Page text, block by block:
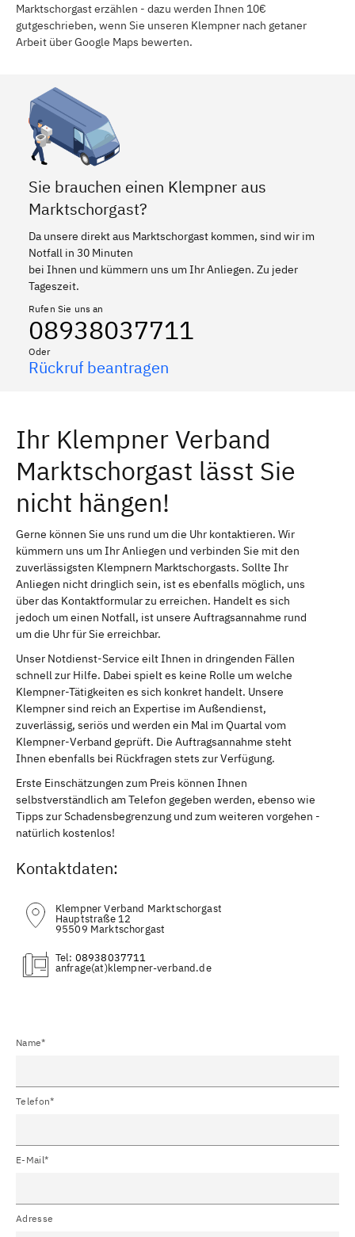
Marktschorgast erzählen - dazu werden Ihnen 10€
gutgeschrieben, wenn Sie unseren Klempner nach getaner
Arbeit über Google Maps bewerten.
Sie brauchen einen Klempner aus
Marktschorgast?
Da unsere direkt aus Marktschorgast kommen, sind wir im
Notfall in 30 Minuten
bei Ihnen und kümmern uns um Ihr Anliegen. Zu jeder
Tageszeit.
Rufen Sie uns an
08938037711
Oder
Rückruf beantragen
Ihr Klempner Verband
Marktschorgast lässt Sie
nicht hängen!
Gerne können Sie uns rund um die Uhr kontaktieren. Wir
kümmern uns um Ihr Anliegen und verbinden Sie mit den
zuverlässigsten Klempnern Marktschorgasts. Sollte Ihr
Anliegen nicht dringlich sein, ist es ebenfalls möglich, uns
über das Kontaktformular zu erreichen. Handelt es sich
jedoch um einen Notfall, ist unsere Auftragsannahme rund
um die Uhr für Sie erreichbar.
Unser Notdienst-Service eilt Ihnen in dringenden Fällen
schnell zur Hilfe. Dabei spielt es keine Rolle um welche
Klempner-Tätigkeiten es sich konkret handelt. Unsere
Klempner sind reich an Expertise im Außendienst,
zuverlässig, seriös und werden ein Mal im Quartal vom
Klempner-Verband geprüft. Die Auftragsannahme steht
Ihnen ebenfalls bei Rückfragen stets zur Verfügung.
Erste Einschätzungen zum Preis können Ihnen
selbstverständlich am Telefon gegeben werden, ebenso wie
Tipps zur Schadensbegrenzung und zum weiteren vorgehen -
natürlich kostenlos!
Kontaktdaten:
Klempner Verband Marktschorgast
Hauptstraße 12
95509 Marktschorgast
Tel: 08938037711
(at)
Name*
Telefon*
E-Mail*
Adresse